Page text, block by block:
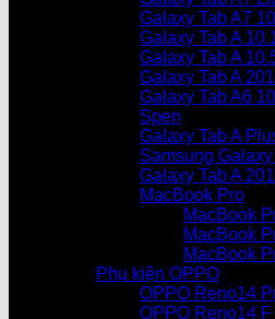
Galaxy Tab A7
Galaxy Tab A
Galaxy Tab A
Galaxy Tab A
Galaxy Tab A6
Spen
Galaxy Tab A
Samsung
Galaxy Tab A
MacBook Pro
MacBook
MacBook
MacBook
Phụ kiện OPPO
OPPO Reno14
OPPO Reno14 F